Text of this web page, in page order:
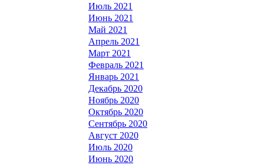
Июль 2021
Июнь 2021
Май 2021
Апрель 2021
Март 2021
Февраль 2021
Январь 2021
Декабрь 2020
Ноябрь 2020
Октябрь 2020
Сентябрь 2020
Август 2020
Июль 2020
Июнь 2020